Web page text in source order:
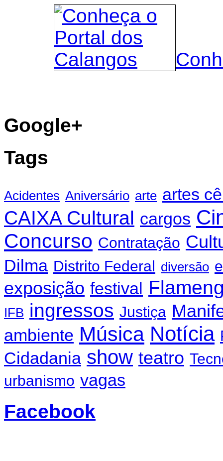
Google+
Tags
Acidentes Aniversário arte artes
CAIXA Cultural cargos
Concurso Contratação
Dilma Distrito Federal diversão
exposição festival
IFB ingressos Justiça
ambiente Música Notícia
Cidadania show teatro
urbanismo vagas
Facebook